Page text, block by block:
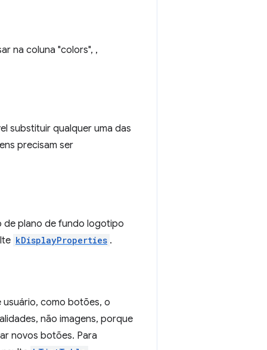
na coluna "colors", ,
substituir qualquer uma das
precisam ser
de plano de fundo logotipo
kDisplayProperties .
usuário, como botões, o
não imagens, porque
novos botões. Para